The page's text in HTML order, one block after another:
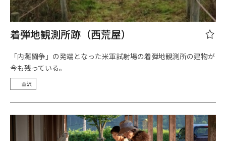
着弾地観測所跡（西荒屋）
「内灘闘争」の発端となった米軍試射場の着弾地観測所の建物が
今も残っている。
金沢